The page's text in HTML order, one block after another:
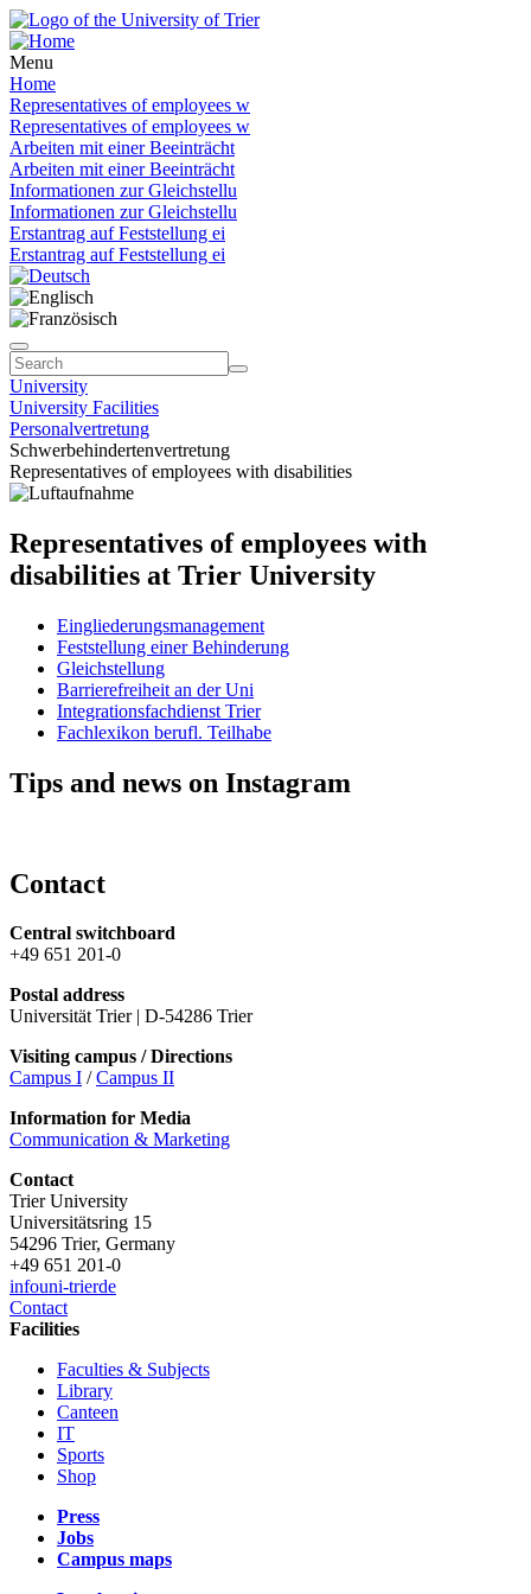
Menu
Home
Representatives of employees w
Representatives of employees w
Arbeiten mit einer Beeinträcht
Arbeiten mit einer Beeinträcht
Informationen zur Gleichstellu
Informationen zur Gleichstellu
Erstantrag auf Feststellung ei
Erstantrag auf Feststellung ei
University
University Facilities
Personalvertretung
Schwerbehindertenvertretung
Representatives of employees with disabilities
Representatives of employees with
disabilities at Trier University
Eingliederungsmanagement
Feststellung einer Behinderung
Gleichstellung
Barrierefreiheit an der Uni
Integrationsfachdienst Trier
Fachlexikon berufl. Teilhabe
Tips and news on Instagram
Contact
Central switchboard
+49 651 201-0
Postal address
Universität Trier | D-54286 Trier
Visiting campus / Directions
Campus I /Campus II
Information for Media
Communication & Marketing
Contact
Trier University
Universitätsring 15
54296 Trier, Germany
+49 651 201-0
infouni-trierde
Contact
Facilities
Faculties & Subjects
Library
Canteen
IT
Sports
Shop
Press
Jobs
Campus maps